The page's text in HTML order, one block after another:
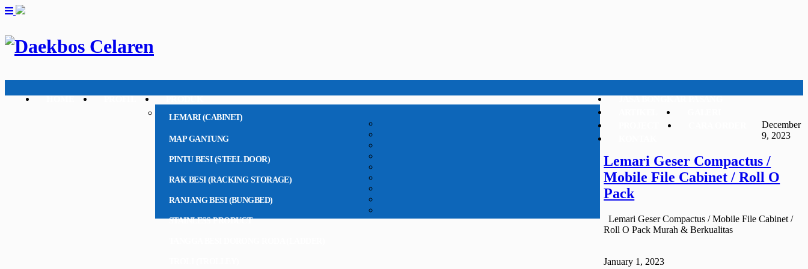
LEMARI (CABINET)
MAP GANTUNG
PINTU BESI (STEEL DOOR)
RAK BESI (RACKING STORAGE)
RANJANG BESI (BUNGBED)
STAINLESS PRODUCT
December
9, 2023
Lemari Geser Compactus /
Mobile File Cabinet / Roll O
Pack
Lemari Geser Compactus / Mobile File Cabinet /
Roll O Pack Murah & Berkualitas
January 1, 2023